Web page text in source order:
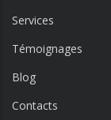
Services
Témoignages
Blog
Contacts